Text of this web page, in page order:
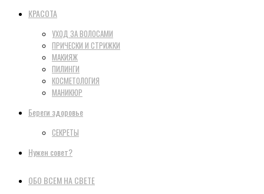
КРАСОТА
УХОД ЗА ВОЛОСАМИ
ПРИЧЕСКИ И СТРИЖКИ
МАКИЯЖ
ПИЛИНГИ
КОСМЕТОЛОГИЯ
МАНИКЮР
Береги здоровье
СЕКРЕТЫ
Нужен совет?
ОБО ВСЕМ НА СВЕТЕ